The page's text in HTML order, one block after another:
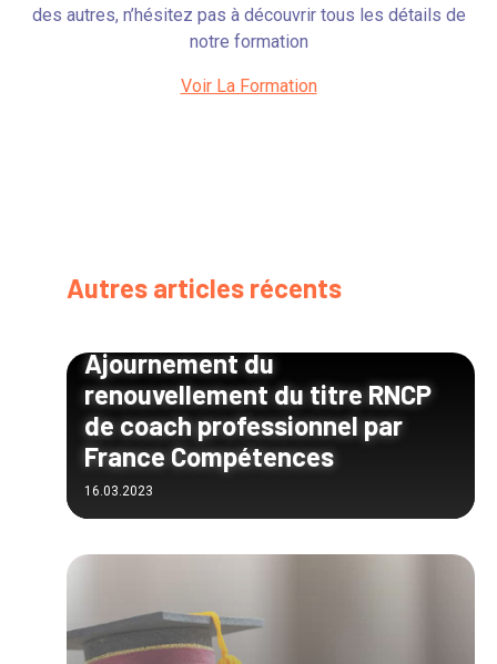
des autres, n’hésitez pas à découvrir tous les détails de
notre formation
Voir La Formation
Autres articles récents
Ajournement du
renouvellement du titre RNCP
de coach professionnel par
France Compétences
16.03.2023